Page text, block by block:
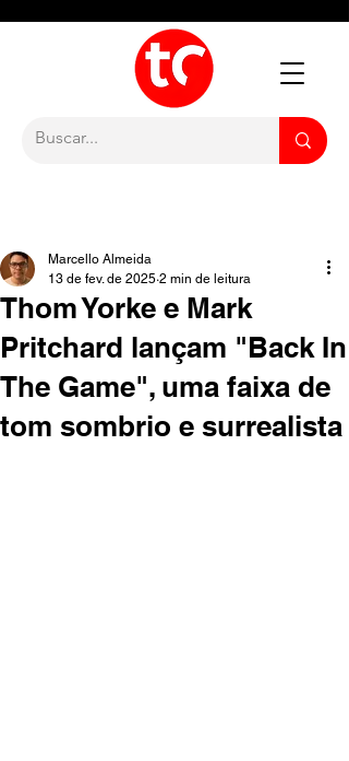
Thom Yorke e Mark
Pritchard lançam "Back In
The Game", uma faixa de
tom sombrio e surrealista
Marcello Almeida
13 de fev. de 2025 2 min de leitura